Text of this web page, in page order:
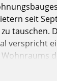
seit
tauschen.
verspricht